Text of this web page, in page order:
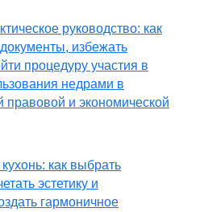
руководство: как
избежать
процедуру участия в
недрами в
правовой и экономической
как выбрать
эстетику и
гармоничное